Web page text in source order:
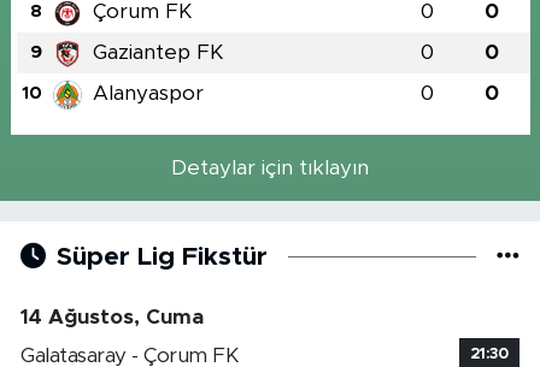
8 Çorum FK 0 0
9 Gaziantep FK 0 0
10 Alanyaspor 0 0
Detaylar için tıklayın
Süper Lig Fikstür
14 Ağustos, Cuma
Galatasaray - Çorum FK
21:30